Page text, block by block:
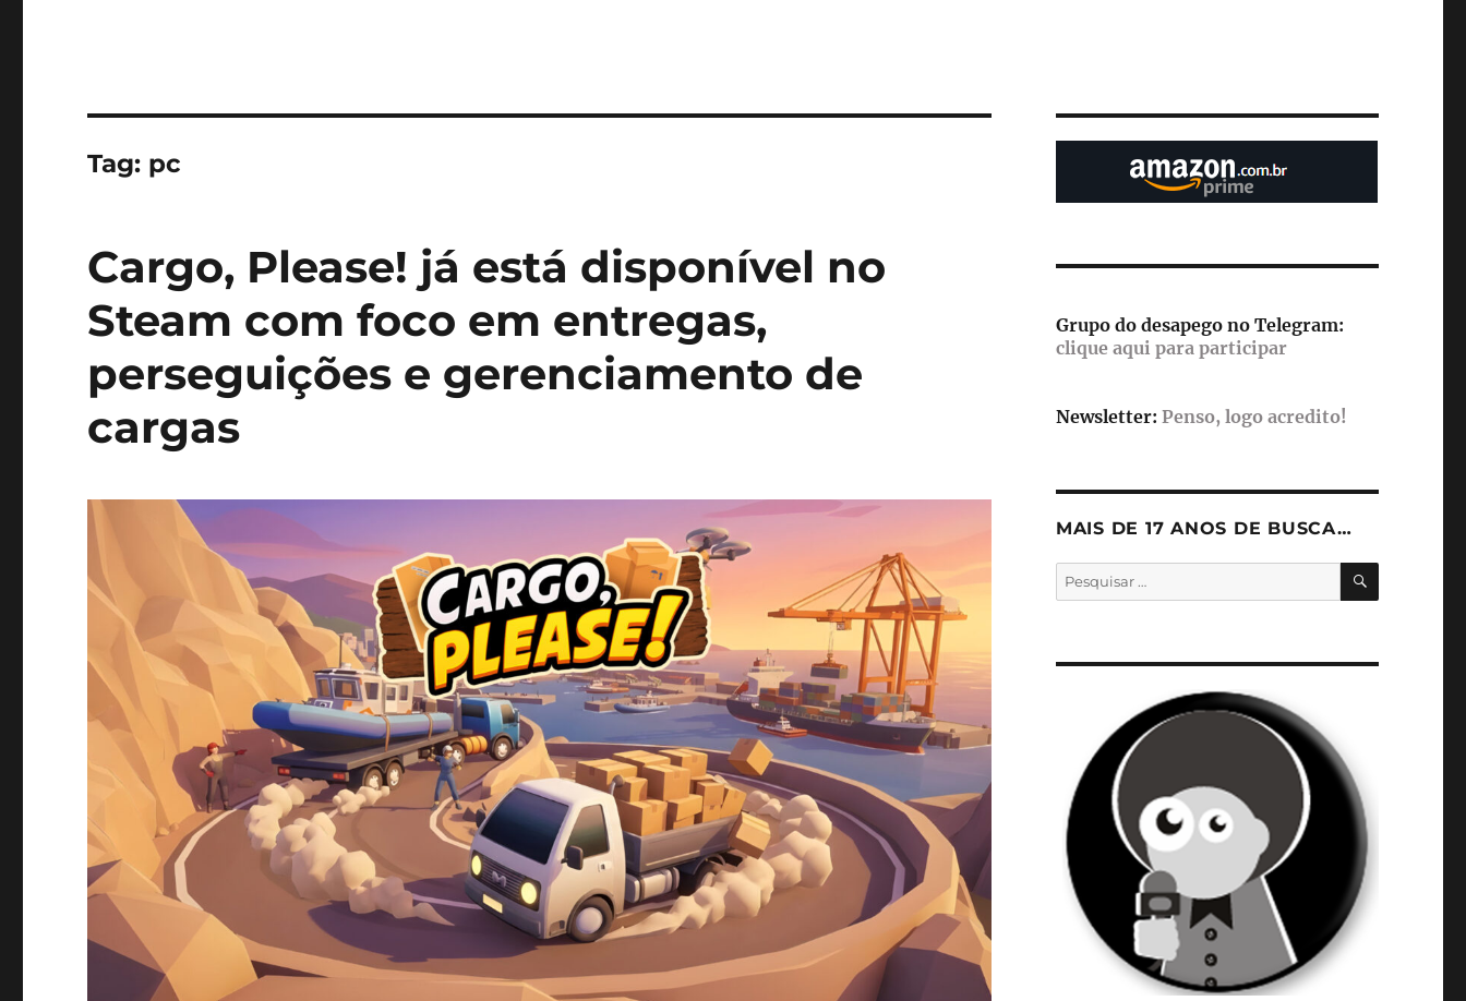
Tag: pc
Cargo, Please! já está disponível no
Steam com foco em entregas,
perseguições e gerenciamento de
cargas
Grupo do desapego no Telegram:
clique aqui para participar
Newsletter: Penso, logo acredito!
MAIS DE 17 ANOS DE BUSCA…
Pesquisar
por: